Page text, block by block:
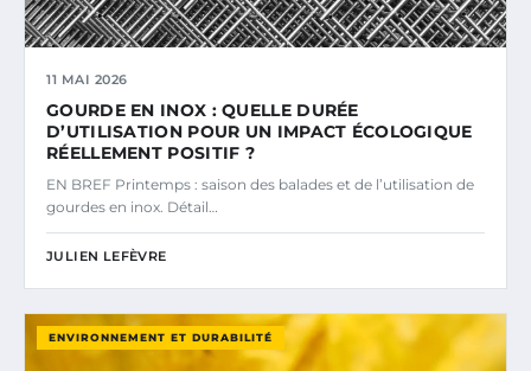
11 MAI 2026
GOURDE EN INOX : QUELLE DURÉE
D’UTILISATION POUR UN IMPACT ÉCOLOGIQUE
RÉELLEMENT POSITIF ?
EN BREF Printemps : saison des balades et de l’utilisation de
gourdes en inox. Détail…
JULIEN LEFÈVRE
ENVIRONNEMENT ET DURABILITÉ